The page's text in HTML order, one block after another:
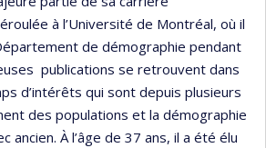
à l’Université de Montréal, où il
de démographie pendant
publications se retrouvent dans
d’intérêts qui sont depuis plusieurs
des populations et la démographie
ancien. À l’âge de 37 ans, il a été élu